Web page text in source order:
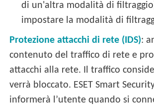
di un'altra modalità di
impostare la modalità di
Protezione attacchi di rete (IDS):
contenuto del traffico di rete e
attacchi alla rete. Il traffico
verrà bloccato. ESET Smart
informerà l’utente quando si